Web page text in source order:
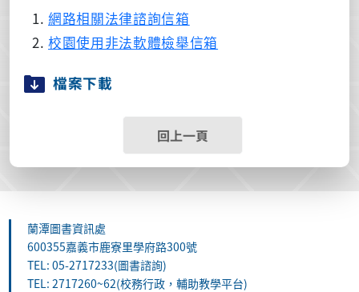
網路相關法律諮詢信箱
校園使用非法軟體檢舉信箱
檔案下載
回上一頁
蘭潭圖書資訊處
600355嘉義市鹿寮里學府路300號
TEL: 05-2717233(圖書諮詢)
TEL: 2717260~62(校務行政，輔助教學平台)